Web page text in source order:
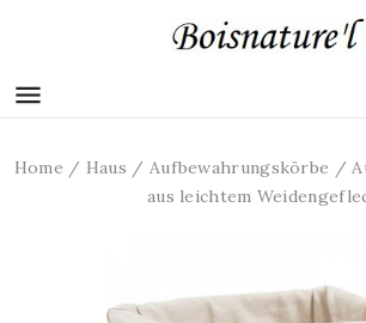

Home Haus Aufbewahrungskörbe
aus leichtem